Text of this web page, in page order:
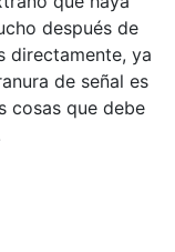
después de
directamente, ya
de señal es
cosas que debe